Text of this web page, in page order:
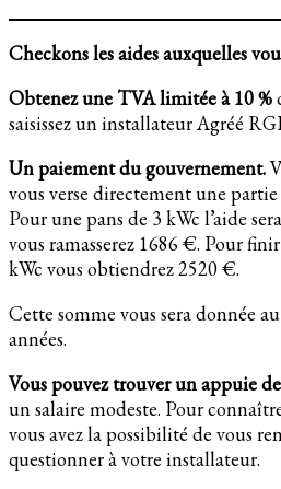
Checkons les aides auxquelles
Obtenez une TVA limitée à 10 %
saisissez un installateur Agréé
Un paiement du gouvernement.
vous verse directement une
Pour une pans de 3 kWc l’aide
vous ramasserez 1686 €. Pour
kWc vous obtiendrez 2520 €.
Cette somme vous sera donnée
années.
Vous pouvez trouver un appuie
un salaire modeste. Pour
vous avez la possibilité de vous
questionner à votre installateur.